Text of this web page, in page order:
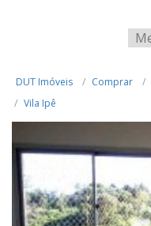
DUT Imóveis Comprar
Vila Ipê